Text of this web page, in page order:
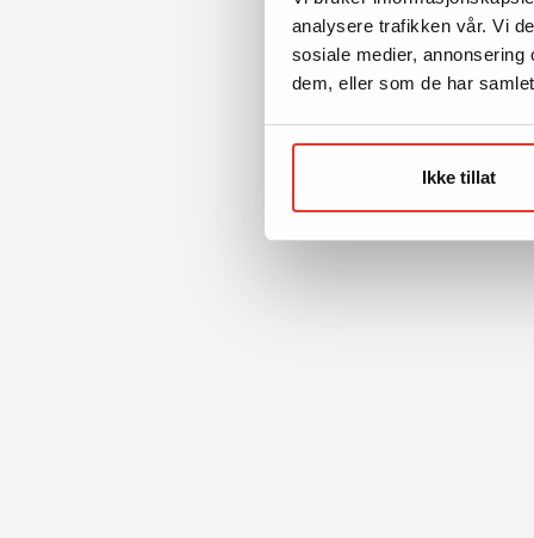
analysere trafikken vår. Vi
sosiale medier,
dem, eller som de har
Ikke tillat